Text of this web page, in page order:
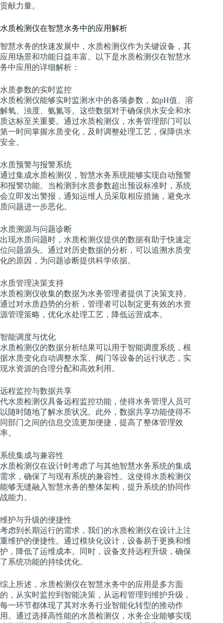
贡献力量。
水质检测仪在智慧水务中的应用解析
智慧水务的快速发展中，水质检测仪作为关键设备，其
应用场景和功能日益丰富。以下是水质检测仪在智慧水
务中应用的详细解析：
水质参数的实时监控
水质检测仪能够实时监测水中的各项参数，如pH值、溶
解氧、浊度、氨氮等。这些数据对于确保供水安全和水
质达标至关重要。通过水质检测仪，水务管理部门可以
第一时间掌握水质变化，及时调整处理工艺，保障供水
安全。
水质预警与报警系统
通过集成水质检测仪，智慧水务系统能够实现自动预警
和报警功能。当检测到水质参数超出预设标准时，系统
会立即发出警报，通知运维人员采取相应措施，避免水
质问题进一步恶化。
水质溯源与问题诊断
出现水质问题时，水质检测仪提供的数据有助于快速定
位问题源头。通过对历史数据的分析，可以追溯水质变
化的原因，为问题诊断提供科学依据。
水质管理决策支持
水质检测仪收集的数据为水务管理者提供了决策支持。
通过对水质趋势的分析，管理者可以制定更有效的水资
源管理策略，优化水处理工艺，降低运营成本。
智能调度与优化
水质检测仪的数据分析结果可以用于智能调度系统，根
据水质变化自动调整水泵、阀门等设备的运行状态，实
现水资源的合理分配和高效利用。
远程监控与数据共享
代水质检测仪具备远程监控功能，使得水务管理人员可
以随时随地了解水质状况。此外，数据共享功能使得不
同部门之间的信息交流更加便捷，提高了整体管理效
率。
系统集成与兼容性
水质检测仪在设计时考虑了与其他智慧水务系统的集成
需求，确保了与现有系统的兼容性。这使得水质检测仪
能够无缝融入智慧水务的整体架构，提升系统的协同作
战能力。
维护与升级的便捷性
考虑到长期运行的需求，我们的水质检测仪在设计上注
重维护的便捷性。通过模块化设计，设备易于更换和维
护，降低了运维成本。同时，设备支持远程升级，确保
了系统功能的持续优化。
综上所述，水质检测仪在智慧水务中的应用是多方面
的，从实时监控到智能决策，从远程管理到维护升级，
每一环节都体现了其对水务行业智能化转型的推动作
用。通过选择高性能的水质检测仪，水务企业能够实现